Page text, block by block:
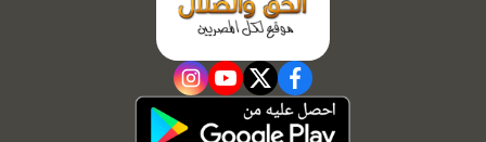
facebook
twitter
youtube
instagram